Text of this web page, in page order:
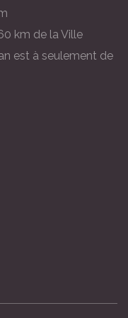
km de la Ville
est à seulement de